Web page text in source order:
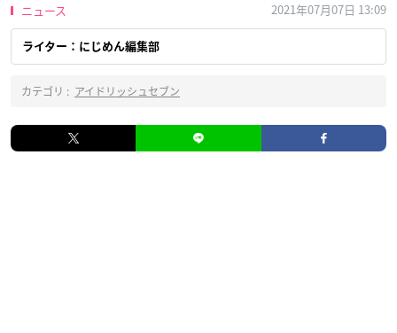
ニュース 2021年07月07日 13:09
ライター：にじめん編集部
カテゴリ : アイドリッシュセブン